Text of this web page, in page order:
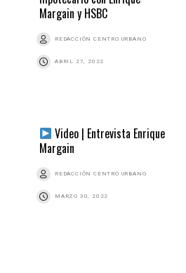
Margain y HSBC
REDACCIÓN CENTRO URBANO
ABRIL 27, 2022
Video | Entrevista Enrique
Margain
REDACCIÓN CENTRO URBANO
MARZO 30, 2022